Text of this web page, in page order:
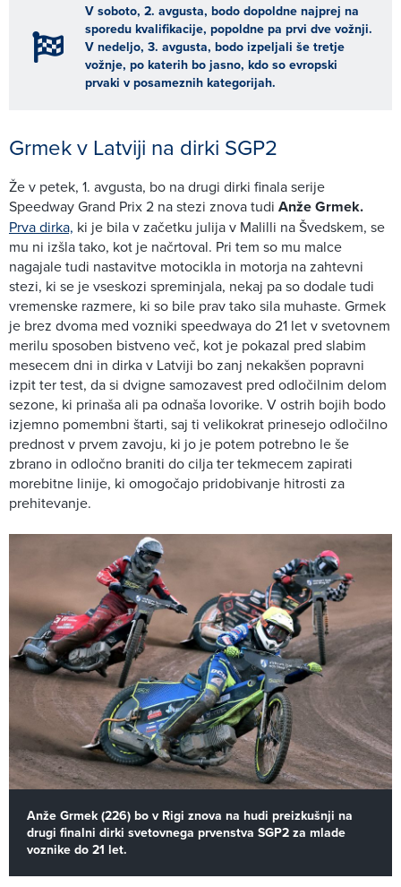
V soboto, 2. avgusta, bodo dopoldne najprej na
sporedu kvalifikacije, popoldne pa prvi dve vožnji.
V nedeljo, 3. avgusta, bodo izpeljali še tretje
vožnje, po katerih bo jasno, kdo so evropski
prvaki v posameznih kategorijah.
Grmek v Latviji na dirki SGP2
Že v petek, 1. avgusta, bo na drugi dirki finala serije
Speedway Grand Prix 2 na stezi znova tudi Anže Grmek.
Prva dirka, ki je bila v začetku julija v Malilli na Švedskem, se
mu ni izšla tako, kot je načrtoval. Pri tem so mu malce
nagajale tudi nastavitve motocikla in motorja na zahtevni
stezi, ki se je vseskozi spreminjala, nekaj pa so dodale tudi
vremenske razmere, ki so bile prav tako sila muhaste. Grmek
je brez dvoma med vozniki speedwaya do 21 let v svetovnem
merilu sposoben bistveno več, kot je pokazal pred slabim
mesecem dni in dirka v Latviji bo zanj nekakšen popravni
izpit ter test, da si dvigne samozavest pred odločilnim delom
sezone, ki prinaša ali pa odnaša lovorike. V ostrih bojih bodo
izjemno pomembni štarti, saj ti velikokrat prinesejo odločilno
prednost v prvem zavoju, ki jo je potem potrebno le še
zbrano in odločno braniti do cilja ter tekmecem zapirati
morebitne linije, ki omogočajo pridobivanje hitrosti za
prehitevanje.
Anže Grmek (226) bo v Rigi znova na hudi preizkušnji na
drugi finalni dirki svetovnega prvenstva SGP2 za mlade
voznike do 21 let.